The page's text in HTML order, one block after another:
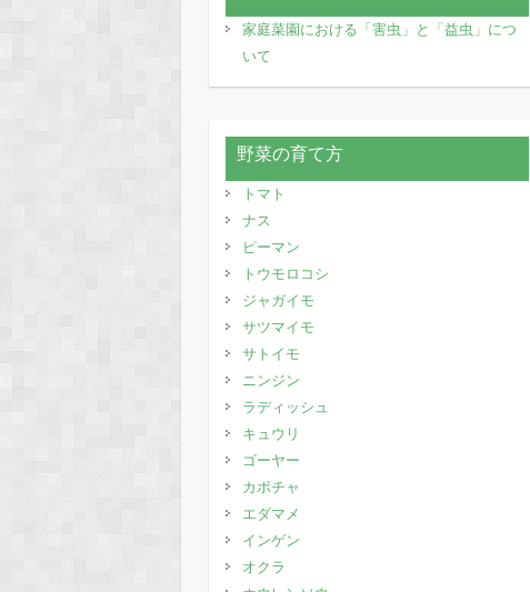
家庭菜園における「害虫」と「益虫」につ
いて
野菜の育て方
トマト
ナス
ピーマン
トウモロコシ
ジャガイモ
サツマイモ
サトイモ
ニンジン
ラディッシュ
キュウリ
ゴーヤー
カボチャ
エダマメ
インゲン
オクラ